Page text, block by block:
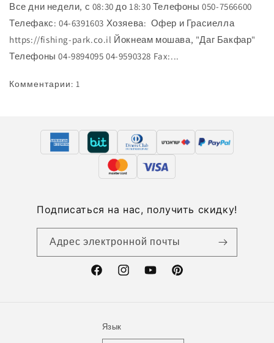
Все дни недели, с 08:30 до 18:30 Телефоны 050-7566600
Телефакс: 04-6391603 Хозяева: Офер и Грасиелла
https://fishing-park.co.il Йокнеам мошава, "Даг Бакфар"
Телефоны 04-9894095 04-9590328 Fax:...
Комментарии: 1
Подписаться на нас, получить скидку!
Адрес электронной почты
FacebookInstagramYouTubePinterest
Язык